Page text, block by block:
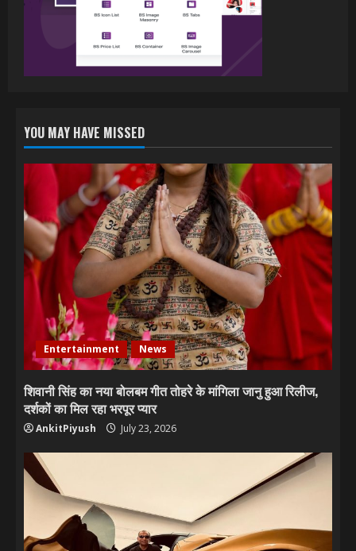
प्यार
July 6, 2026
YOU MAY HAVE MISSED
Entertainment News
शिवानी सिंह का नया बोलबम गीत तोहरे के मांगिला जानु हुआ रिलीज,
दर्शकों का मिल रहा भरपूर प्यार
AnkitPiyush July 23, 2026